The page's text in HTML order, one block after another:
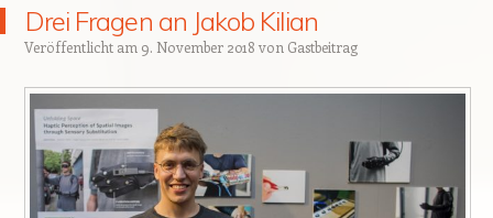
Drei Fragen an Jakob Kilian
Veröffentlicht am 9. November 2018 von Gastbeitrag